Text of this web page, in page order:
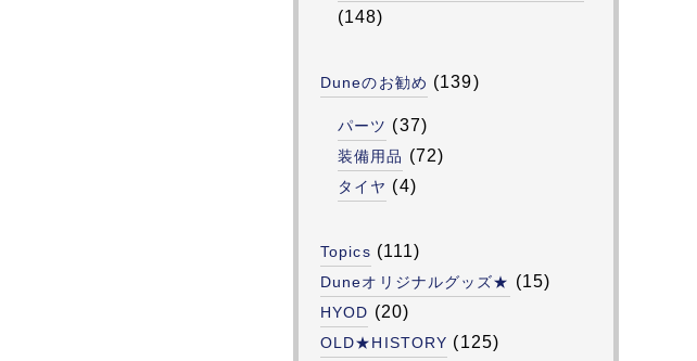
(148)
Duneのお勧め (139)
パーツ (37)
装備用品 (72)
タイヤ (4)
Topics (111)
Duneオリジナルグッズ★ (15)
HYOD (20)
OLD★HISTORY (125)